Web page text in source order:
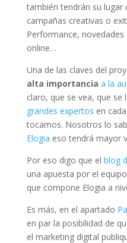
también tendrán su lugar
campañas creativas o
Performance, novedades
online…
Una de las claves del
alta importancia a la
claro, que se vea, que se
grandes expertos en
tocamos. Nosotros lo
Elogia eso tendrá mayor
Por eso digo que el blog
una apuesta por el
que compone Elogia a
Es más, en el apartado
en par la posibilidad de
el marketing digital